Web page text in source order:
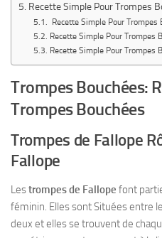
Recette Simple Pour Trompes
Recette Simple Pour Trompes
Recette Simple Pour Trompes
Recette Simple Pour Trompes
Trompes Bouchées:
Trompes Bouchées
Trompes de Fallope
Fallope
Lestrompes de Fallope font
féminin. Elles sont Situées entre
deux et elles se trouvent de